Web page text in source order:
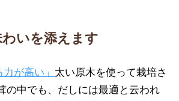
いを添えます
が高い」 太い原木を使って栽培さ
の中でも、だしには最適と云われ